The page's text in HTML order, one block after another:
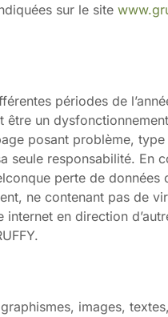
sur le site
périodes de
un
posant problème, type
seule responsabilité. En
perte de données
ne contenant pas de
en direction
images,